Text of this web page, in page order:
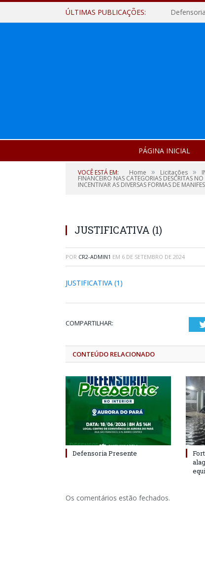
ÚLTIMAS PUBLICAÇÕES:
PÁGINA INICIAL
VOCÊ ESTÁ EM: Home » Licitações »
FINANCEIRO NAS CATEGORIAS DESCRITAS
INCENTIVAR AS DIVERSAS FORMAS DE
JUSTIFICATIVA (1)
POR CR2-ADMIN1 EM 6 DE SETEMBRO DE 2024
JUSTIFICATIVA (1)
COMPARTILHAR:
CONTEÚDO RELACIONADO
Defensoria Presente
Os comentários estão fechados.